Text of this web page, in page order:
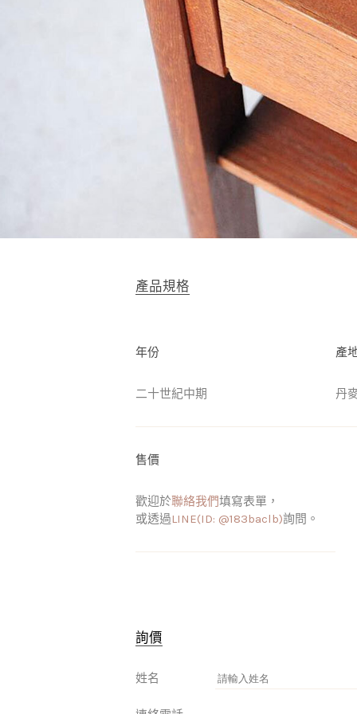
產品規格
年份
二十世紀中期
產
丹
售價
歡迎於聯絡我們填寫表單，
或透過LINE(ID: @183baclb)詢問。
詢價
姓名